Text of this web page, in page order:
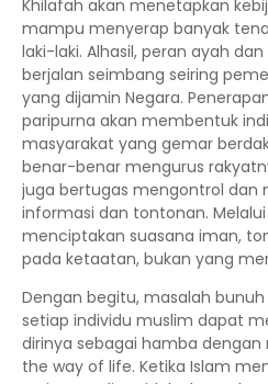
Khilafah akan menetapkan
mampu menyerap banyak
laki-laki. Alhasil, peran ayah
berjalan seimbang seiring
yang dijamin Negara.
paripurna akan membentuk
masyarakat yang gemar
benar-benar mengurus
juga bertugas mengontrol dan
informasi dan tontonan.
menciptakan suasana iman,
pada ketaatan, bukan yang
Dengan begitu, masalah
setiap individu muslim dapat
dirinya sebagai hamba dengan
the way of life. Ketika Islam